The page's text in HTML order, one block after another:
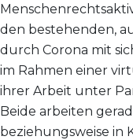
den bestehenden,
durch Corona mit
im Rahmen einer
ihrer Arbeit unter
Beide arbeiten
beziehungsweise in